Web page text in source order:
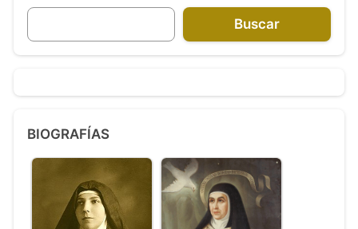
Buscar
BIOGRAFÍAS